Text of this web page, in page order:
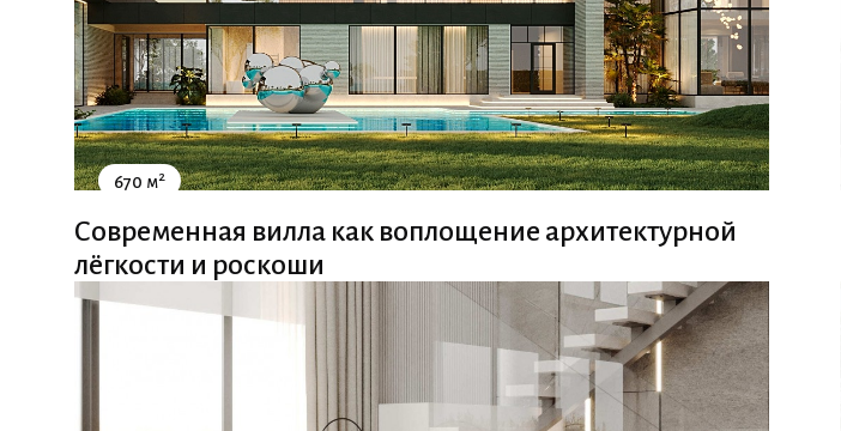
670 м2
Современная вилла как воплощение архитектурной
лёгкости и роскоши